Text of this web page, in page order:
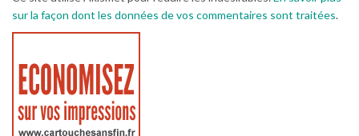
sur la façon dont les données de vos commentaires sont traitées.